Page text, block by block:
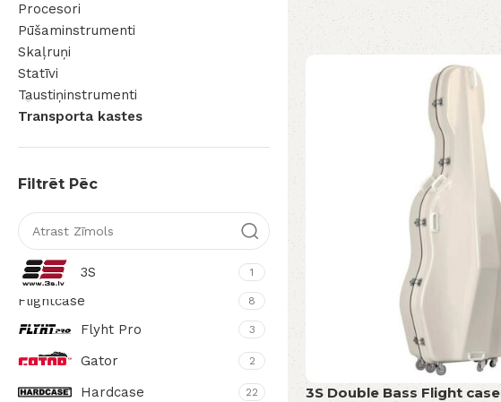
Procesori
Pūšaminstrumenti
Skaļruņi
Statīvi
Taustiņinstrumenti
Transporta kastes
Filtrēt Pēc
3S 1
Flightcase 8
Flyht Pro 3
Gator 2
Hardcase 22 3S Double Bass Flight case